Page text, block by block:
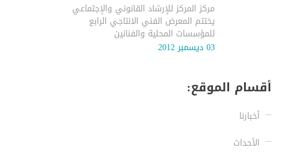
مركز المركز للإرشاد القانوني والإجتماعي
يختتم المعرض الفني الانتاجي الرابع
للمؤسسات المحلية والفنانين
03 ديسمبر 2012
أقسام الموقع:
أخبارنا
الأحداث